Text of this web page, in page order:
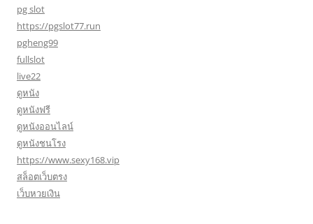
pg slot
https://pgslot77.run
pgheng99
fullslot
live22
ดูหนัง
ดูหนังฟรี
ดูหนังออนไลน์
ดูหนังชนโรง
https://www.sexy168.vip
สล็อตเว็บตรง
เว็บหวยเงิน